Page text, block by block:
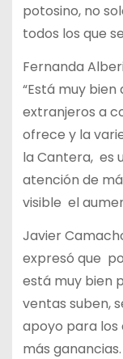
potosino, no
todos los que
Fernanda
“Está muy
extranjeros a
ofrece y la
la Cantera, es
atención de
visible el
Javier
expresó que
está muy bien
ventas suben,
apoyo para los
más ganancias.